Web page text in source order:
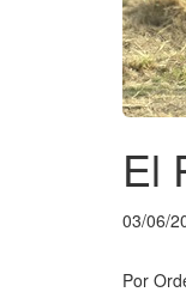
El
03/06/
Por